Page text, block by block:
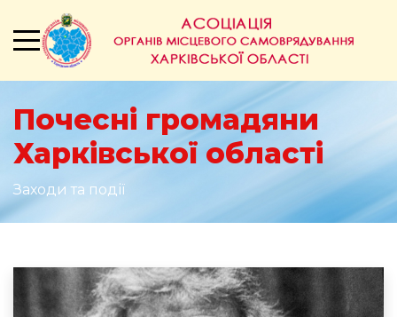
Почесні громадяни
Харківської області
Заходи та події